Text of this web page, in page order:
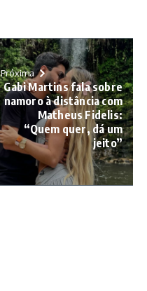
Próxima
Gabi Martins fala sobre
namoro à distância com
Matheus Fidelis:
“Quem quer, dá um
jeito”